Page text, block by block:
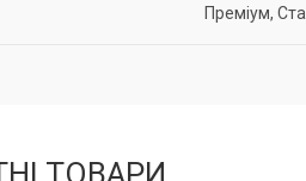
Преміум,
ТОВАРИ